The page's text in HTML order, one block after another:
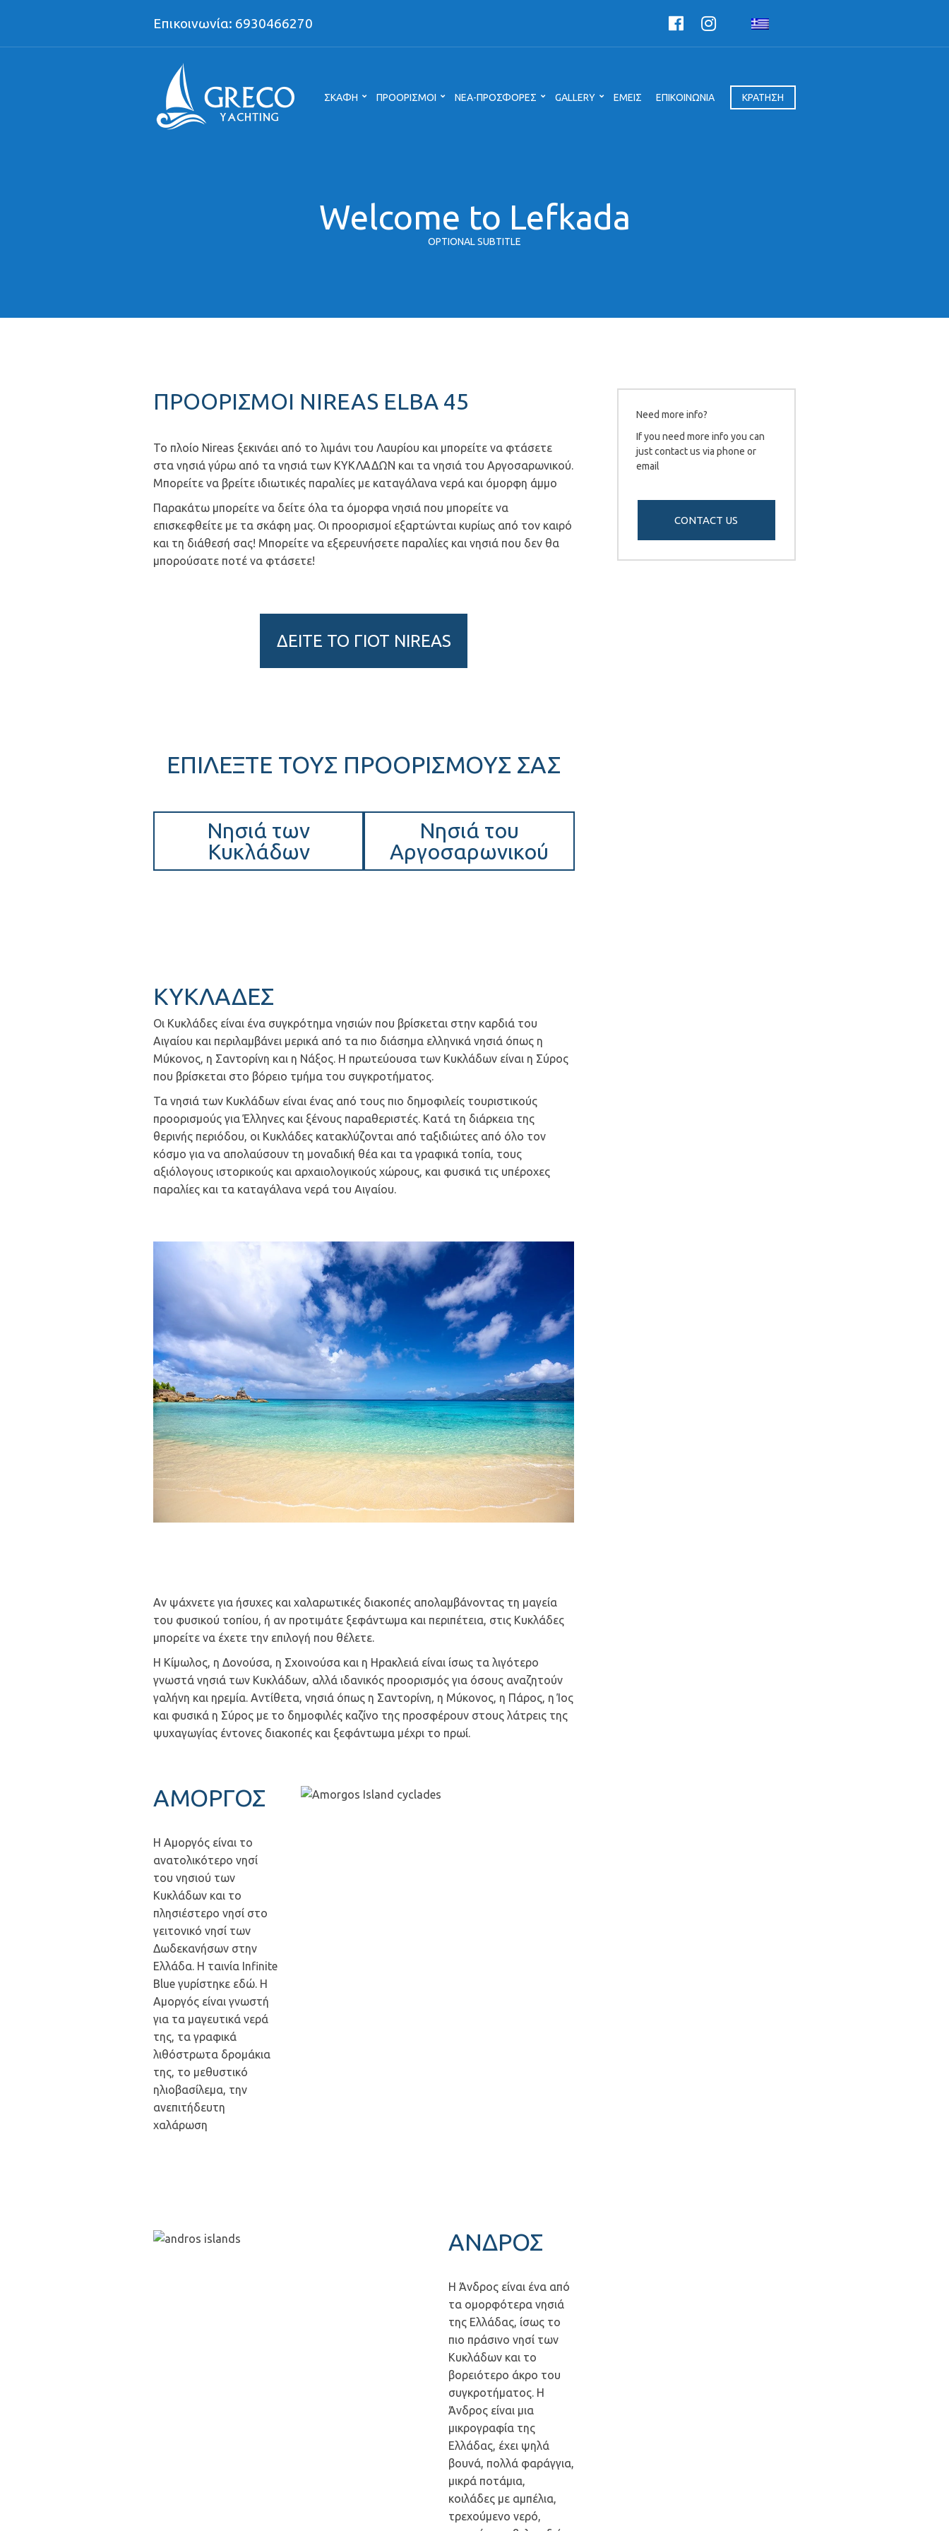
Επικοινωνία: 6930466270
ΣΚΑΦΗ ΠΡΟΟΡΙΣΜΟΙ ΝΕΑ-ΠΡΟΣΦΟΡΕΣ GALLERY ΕΜΕΙΣ ΕΠΙΚΟΙΝΩΝΙΑ ΚΡΑΤΗΣΗ
Welcome to Lefkada
OPTIONAL SUBTITLE
ΠΡΟΟΡΙΣΜΟΙ NIREAS ELBA 45
Το πλοίο Nireas ξεκινάει από το λιμάνι του Λαυρίου και μπορείτε να φτάσετε
στα νησιά γύρω από τα νησιά των ΚΥΚΛΑΔΩΝ και τα νησιά του Αργοσαρωνικού.
Μπορείτε να βρείτε ιδιωτικές παραλίες με καταγάλανα νερά και όμορφη άμμο
Παρακάτω μπορείτε να δείτε όλα τα όμορφα νησιά που μπορείτε να
επισκεφθείτε με τα σκάφη μας. Οι προορισμοί εξαρτώνται κυρίως από τον καιρό
και τη διάθεσή σας! Μπορείτε να εξερευνήσετε παραλίες και νησιά που δεν θα
μπορούσατε ποτέ να φτάσετε!
ΔΕΙΤΕ ΤΟ ΓΙΟΤ NIREAS
ΕΠΙΛΕΞΤΕ ΤΟΥΣ ΠΡΟΟΡΙΣΜΟΥΣ ΣΑΣ
Νησιά των
Κυκλάδων
Νησιά του
Αργοσαρωνικού
ΚΥΚΛΑΔΕΣ
Οι Κυκλάδες είναι ένα συγκρότημα νησιών που βρίσκεται στην καρδιά του
Αιγαίου και περιλαμβάνει μερικά από τα πιο διάσημα ελληνικά νησιά όπως η
Μύκονος, η Σαντορίνη και η Νάξος. Η πρωτεύουσα των Κυκλάδων είναι η Σύρος
που βρίσκεται στο βόρειο τμήμα του συγκροτήματος.
Τα νησιά των Κυκλάδων είναι ένας από τους πιο δημοφιλείς τουριστικούς
προορισμούς για Έλληνες και ξένους παραθεριστές. Κατά τη διάρκεια της
θερινής περιόδου, οι Κυκλάδες κατακλύζονται από ταξιδιώτες από όλο τον
κόσμο για να απολαύσουν τη μοναδική θέα και τα γραφικά τοπία, τους
αξιόλογους ιστορικούς και αρχαιολογικούς χώρους, και φυσικά τις υπέροχες
παραλίες και τα καταγάλανα νερά του Αιγαίου.
Αν ψάχνετε για ήσυχες και χαλαρωτικές διακοπές απολαμβάνοντας τη μαγεία
του φυσικού τοπίου, ή αν προτιμάτε ξεφάντωμα και περιπέτεια, στις Κυκλάδες
μπορείτε να έχετε την επιλογή που θέλετε.
Η Κίμωλος, η Δονούσα, η Σχοινούσα και η Ηρακλειά είναι ίσως τα λιγότερο
γνωστά νησιά των Κυκλάδων, αλλά ιδανικός προορισμός για όσους αναζητούν
γαλήνη και ηρεμία. Αντίθετα, νησιά όπως η Σαντορίνη, η Μύκονος, η Πάρος, η Ίος
και φυσικά η Σύρος με το δημοφιλές καζίνο της προσφέρουν στους λάτρεις της
ψυχαγωγίας έντονες διακοπές και ξεφάντωμα μέχρι το πρωί.
ΑΜΟΡΓΟΣ
Η Αμοργός είναι το
ανατολικότερο νησί
του νησιού των
Κυκλάδων και το
πλησιέστερο νησί στο
γειτονικό νησί των
Δωδεκανήσων στην
Ελλάδα. Η ταινία Infinite
Blue γυρίστηκε εδώ. Η
Αμοργός είναι γνωστή
για τα μαγευτικά νερά
της, τα γραφικά
λιθόστρωτα δρομάκια
της, το μεθυστικό
ηλιοβασίλεμα, την
ανεπιτήδευτη
χαλάρωση
ΑΝΔΡΟΣ
Η Άνδρος είναι ένα από
τα ομορφότερα νησιά
της Ελλάδας, ίσως το
πιο πράσινο νησί των
Κυκλάδων και το
βορειότερο άκρο του
συγκροτήματος. Η
Άνδρος είναι μια
μικρογραφία της
Ελλάδας, έχει ψηλά
βουνά, πολλά φαράγγια,
μικρά ποτάμια,
κοιλάδες με αμπέλια,
τρεχούμενο νερό,
Need more info?
If you need more info you can
just contact us via phone or
email
CONTACT US